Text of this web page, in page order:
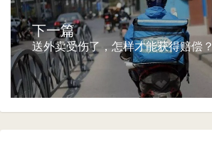
下一篇
送外卖受伤了，怎样才能获得赔偿？